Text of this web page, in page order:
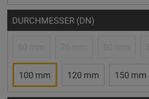
DURCHMESSER (DN)
100 mm 120 mm 150 mm